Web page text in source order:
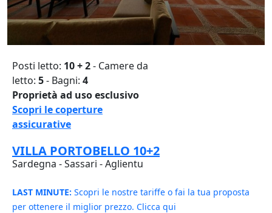
Posti letto: 10 + 2- Camere da
letto: 5- Bagni: 4
Proprietà ad uso esclusivo
Scopri le coperture
assicurative
VILLA PORTOBELLO 10+2
Sardegna - Sassari - Aglientu
LAST MINUTE: Scopri le nostre tariffe o fai la tua proposta
per ottenere il miglior prezzo. Clicca qui